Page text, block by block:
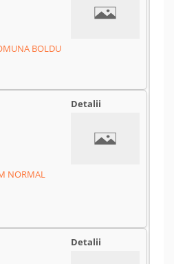
BOLDU
NORMAL